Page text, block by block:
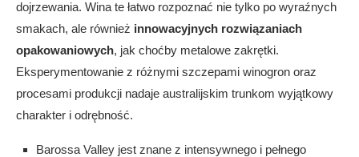
dojrzewania. Wina te łatwo rozpoznać nie tylko po wyraźnych
smakach, ale również innowacyjnych rozwiązaniach
opakowaniowych, jak choćby metalowe zakrętki.
Eksperymentowanie z różnymi szczepami winogron oraz
procesami produkcji nadaje australijskim trunkom wyjątkowy
charakter i odrębność.
Barossa Valley jest znane z intensywnego i pełnego